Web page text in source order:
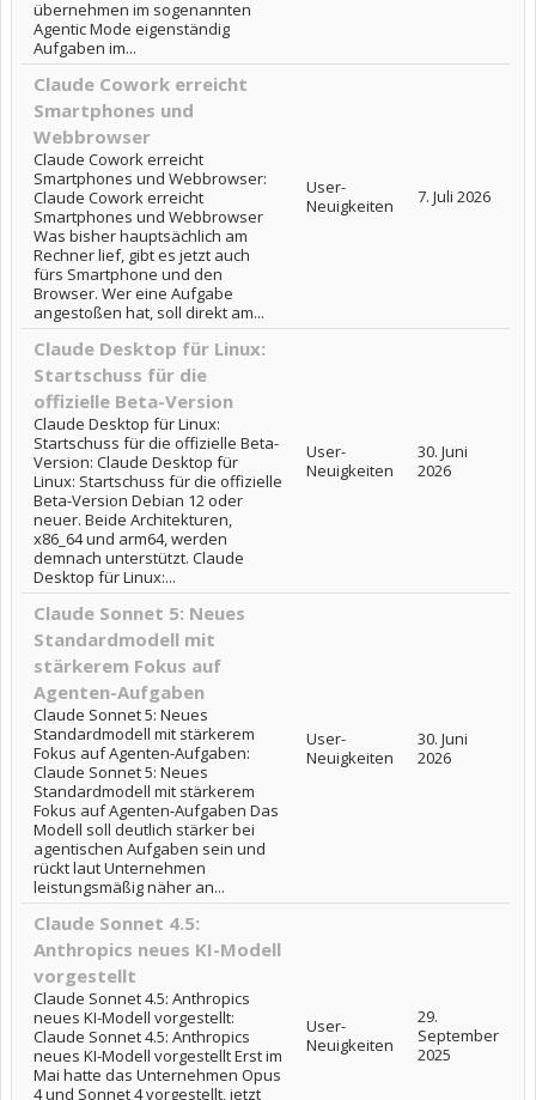
übernehmen im sogenannten
Agentic Mode eigenständig
Aufgaben im...
Claude Cowork erreicht
Smartphones und
Webbrowser
Claude Cowork erreicht
Smartphones und Webbrowser:
Claude Cowork erreicht
Smartphones und Webbrowser
Was bisher hauptsächlich am
Rechner lief, gibt es jetzt auch
fürs Smartphone und den
Browser. Wer eine Aufgabe
angestoßen hat, soll direkt am...
User-
Neuigkeiten
7. Juli 2026
Claude Desktop für Linux:
Startschuss für die
offizielle Beta-Version
Claude Desktop für Linux:
Startschuss für die offizielle Beta-
Version: Claude Desktop für
Linux: Startschuss für die offizielle
Beta-Version Debian 12 oder
neuer. Beide Architekturen,
x86_64 und arm64, werden
demnach unterstützt. Claude
Desktop für Linux:...
User-
Neuigkeiten
30. Juni
2026
Claude Sonnet 5: Neues
Standardmodell mit
stärkerem Fokus auf
Agenten-Aufgaben
Claude Sonnet 5: Neues
Standardmodell mit stärkerem
Fokus auf Agenten-Aufgaben:
Claude Sonnet 5: Neues
Standardmodell mit stärkerem
Fokus auf Agenten-Aufgaben Das
Modell soll deutlich stärker bei
agentischen Aufgaben sein und
rückt laut Unternehmen
leistungsmäßig näher an...
User-
Neuigkeiten
30. Juni
2026
Claude Sonnet 4.5:
Anthropics neues KI-Modell
vorgestellt
Claude Sonnet 4.5: Anthropics
neues KI-Modell vorgestellt:
Claude Sonnet 4.5: Anthropics
neues KI-Modell vorgestellt Erst im
Mai hatte das Unternehmen Opus
4 und Sonnet 4 vorgestellt, jetzt
User-
Neuigkeiten
29.
September
2025